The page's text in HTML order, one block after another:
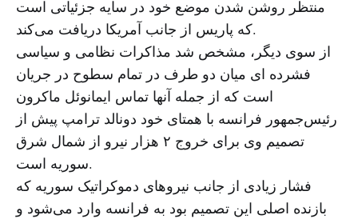
منتظر روشن شدن موضع خود در سایه جزئیاتی است
که پاریس از جانب آمریکا دریافت می‌کند.
از سوی دیگر، مشخص شد مذاکرات نظامی و سیاسی
فشرده ای میان دو طرف در تمام سطوح در جریان
است که از جمله آنها تماس ایمانوئل ماکرون
رئیس‌جمهور فرانسه با همتای خود دونالد ترامپ پیش از
تصمیم وی برای خروج ۲ هزار نیرو از شمال شرق
سوریه است.
فشار زیادی از جانب نیروهای دموکراتیک سوریه که
بازنده اصلی این تصمیم بود به فرانسه وارد می‌شود و